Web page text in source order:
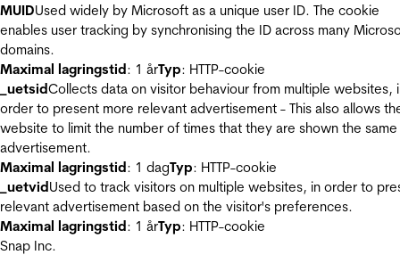
MUIDUsed widely by Microsoft as a unique user ID. The cookie
enables user tracking by synchronising the ID across many
domains.
Maximal lagringstid: 1 årTyp: HTTP-cookie
_uetsidCollects data on visitor behaviour from multiple websites,
order to present more relevant advertisement - This also allows
website to limit the number of times that they are shown the same
advertisement.
Maximal lagringstid: 1 dagTyp: HTTP-cookie
_uetvidUsed to track visitors on multiple websites, in order to
relevant advertisement based on the visitor's preferences.
Maximal lagringstid: 1 årTyp: HTTP-cookie
Snap Inc.